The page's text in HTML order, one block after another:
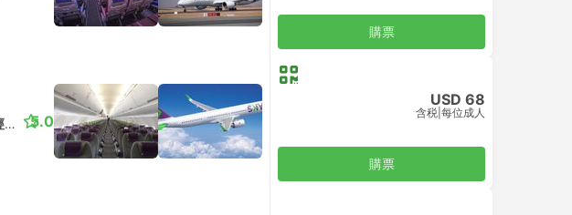
購票
5.0
USD 68
含税 每位成人
購票